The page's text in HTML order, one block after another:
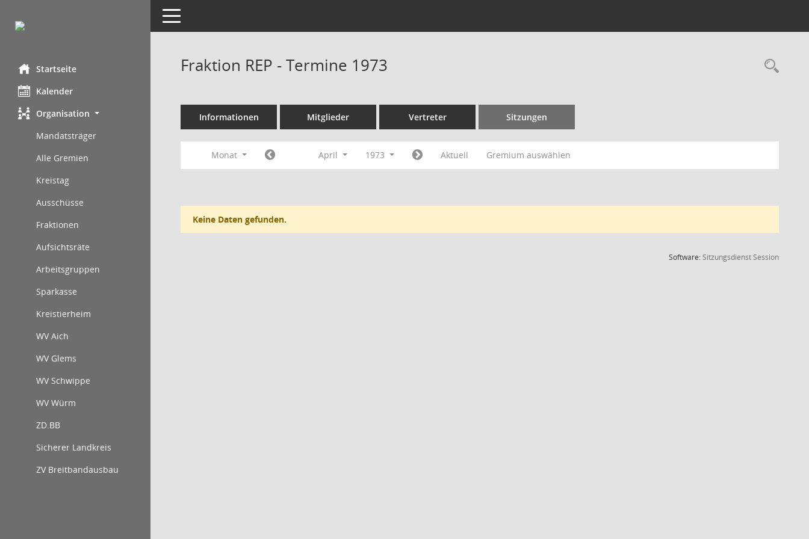
Startseite
Kalender
Organisation
Mandatsträger
Alle Gremien
Kreistag
Ausschüsse
Fraktionen
Aufsichtsräte
Arbeitsgruppen
Sparkasse
Kreistierheim
WV Aich
WV Glems
WV Schwippe
WV Würm
ZD.BB
Sicherer Landkreis
ZV Breitbandausbau
Toggle navigation
Fraktion REP - Termine 1973
Informationen Mitglieder Vertreter Sitzungen
Monat April 1973 Aktuell Gremium auswählen
Keine Daten gefunden.
Software:SitzungsdienstSession(Wird in